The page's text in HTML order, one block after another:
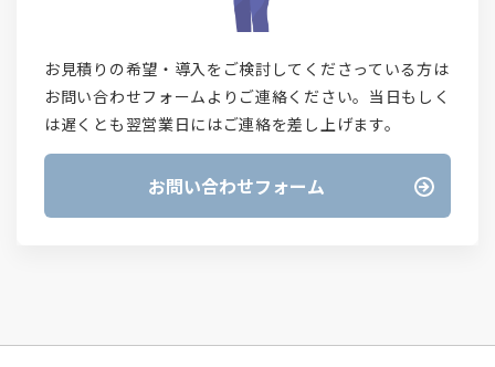
お見積りの希望・導入をご検討してくださっている方は
お問い合わせフォームよりご連絡ください。当日もしく
は遅くとも翌営業日にはご連絡を差し上げます。
お問い合わせフォーム